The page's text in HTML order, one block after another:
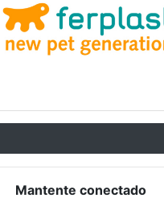
Mantente conectado